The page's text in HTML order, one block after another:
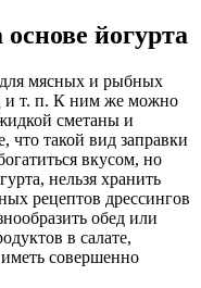
йогурта
для мясных и рыбных
и т. п. К ним же можно
сметаны и
что такой вид заправки
вкусом, но
нельзя хранить
рецептов дрессингов
обед или
в салате,
совершенно